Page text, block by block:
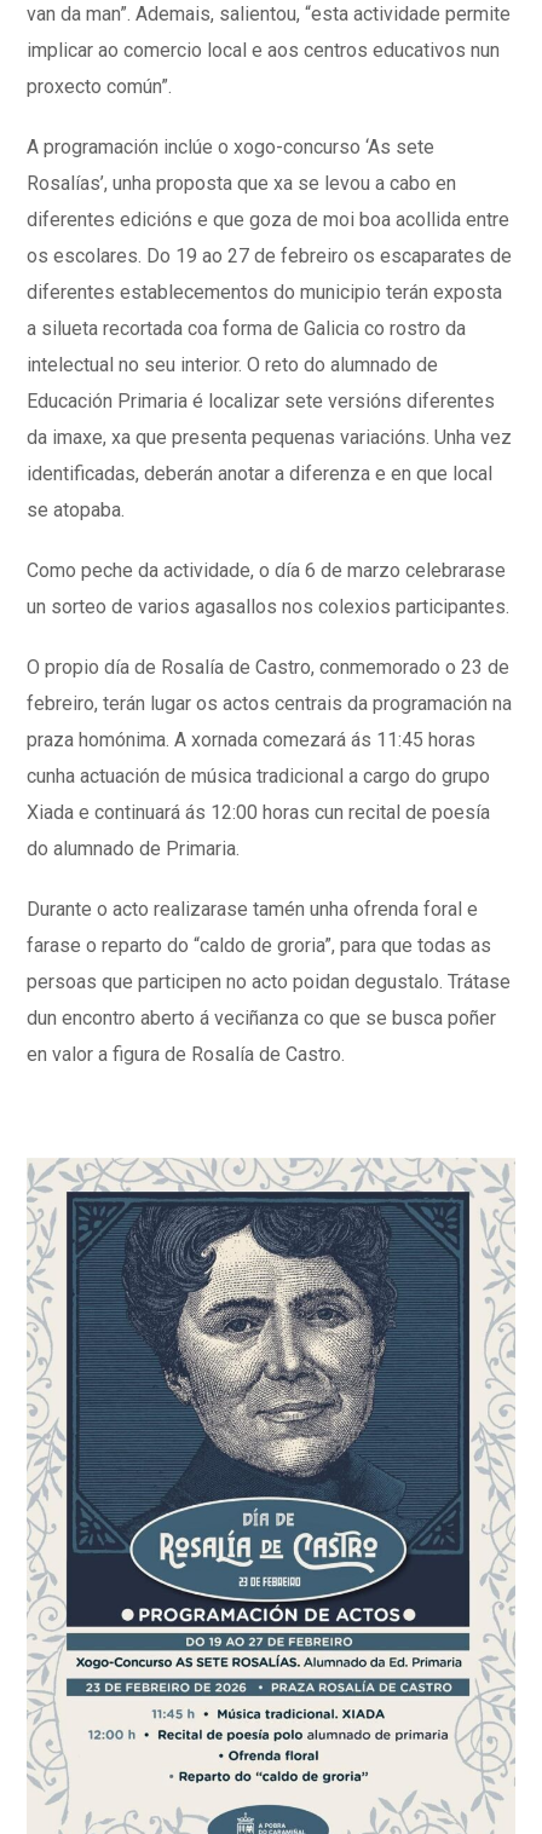
van da man”. Ademais, salientou, “esta actividade permite
implicar ao comercio local e aos centros educativos nun
proxecto común”.
A programación inclúe o xogo-concurso ‘As sete
Rosalías’, unha proposta que xa se levou a cabo en
diferentes edicións e que goza de moi boa acollida entre
os escolares. Do 19 ao 27 de febreiro os escaparates de
diferentes establecementos do municipio terán exposta
a silueta recortada coa forma de Galicia co rostro da
intelectual no seu interior. O reto do alumnado de
Educación Primaria é localizar sete versións diferentes
da imaxe, xa que presenta pequenas variacións. Unha vez
identificadas, deberán anotar a diferenza e en que local
se atopaba.
Como peche da actividade, o día 6 de marzo celebrarase
un sorteo de varios agasallos nos colexios participantes.
O propio día de Rosalía de Castro, conmemorado o 23 de
febreiro, terán lugar os actos centrais da programación na
praza homónima. A xornada comezará ás 11:45 horas
cunha actuación de música tradicional a cargo do grupo
Xiada e continuará ás 12:00 horas cun recital de poesía
do alumnado de Primaria.
Durante o acto realizarase tamén unha ofrenda foral e
farase o reparto do “caldo de groria”, para que todas as
persoas que participen no acto poidan degustalo. Trátase
dun encontro aberto á veciñanza co que se busca poñer
en valor a figura de Rosalía de Castro.